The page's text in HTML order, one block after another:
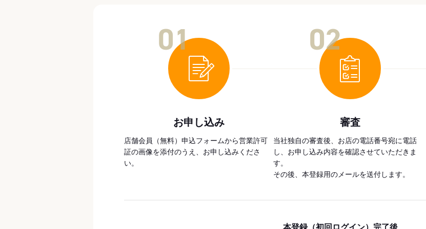
お申し込み
店舗会員（無料）申込フォームから営業許可
証の画像を添付のうえ、お申し込みくださ
い。
審査
当社独自の審査後、お店の電話番号宛に電話
し、お申し込み内容を確認させていただきま
す。
その後、本登録用のメールを送付します。